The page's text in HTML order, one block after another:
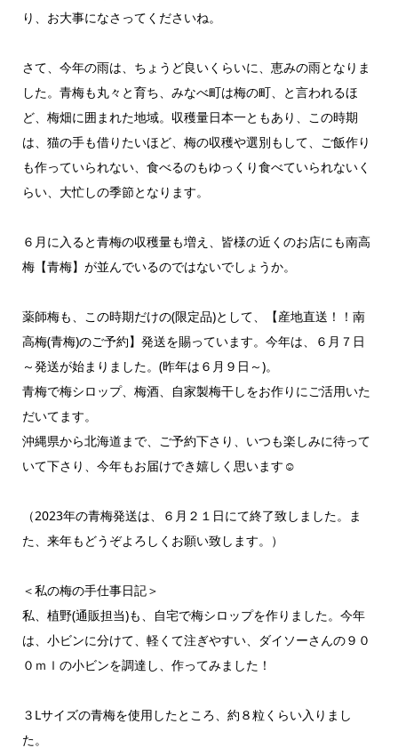
り、お大事になさってくださいね。
さて、今年の雨は、ちょうど良いくらいに、恵みの雨となりま
した。青梅も丸々と育ち、みなべ町は梅の町、と言われるほ
ど、梅畑に囲まれた地域。収穫量日本一ともあり、この時期
は、猫の手も借りたいほど、梅の収穫や選別もして、ご飯作り
も作っていられない、食べるのもゆっくり食べていられないく
らい、大忙しの季節となります。
６月に入ると青梅の収穫量も増え、皆様の近くのお店にも南高
梅【青梅】が並んでいるのではないでしょうか。
薬師梅も、この時期だけの(限定品)として、【産地直送！！南
高梅(青梅)のご予約】発送を賜っています。今年は、６月７日
～発送が始まりました。(昨年は６月９日～)。
青梅で梅シロップ、梅酒、自家製梅干しをお作りにご活用いた
だいてます。
沖縄県から北海道まで、ご予約下さり、いつも楽しみに待って
いて下さり、今年もお届けでき嬉しく思います☺
（2023年の青梅発送は、６月２１日にて終了致しました。ま
た、来年もどうぞよろしくお願い致します。）
＜私の梅の手仕事日記＞
私、植野(通販担当)も、自宅で梅シロップを作りました。今年
は、小ビンに分けて、軽くて注ぎやすい、ダイソーさんの９０
０ｍｌの小ビンを調達し、作ってみました！
３Lサイズの青梅を使用したところ、約８粒くらい入りまし
た。